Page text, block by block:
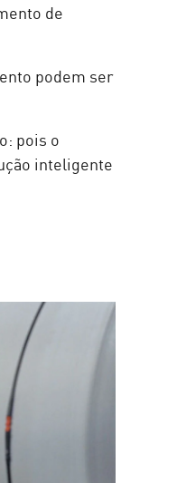
de
podem ser
pois o
inteligente